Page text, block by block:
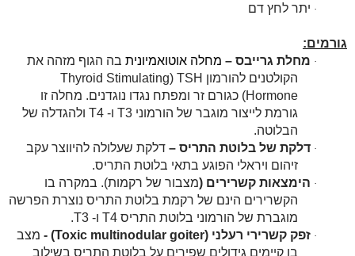
· יתר לחץ דם
גורמים:
· מחלת גרייבס – מחלה אוטואמיונית בה הגוף מזהה את
הקולטנים להורמון TSH
(
Thyroid Stimulating
Hormone) כגורם זר ומפתח נגדו נוגדנים. מחלה זו
גורמת לייצור מוגבר של הורמוני T3 ו- T4 ולהגדלה של
הבלוטה.
· דלקת של בלוטת התריס – דלקת שעלולה להיווצר עקב
זיהום ויראלי הפוגע בתאי בלוטת התריס.
· הימצאות קשרירים (מצבור של רקמות). במקרה בו
הקשרירים הינם של רקמת בלוטת התריס נוצרת הפרשה
מוגברת של הורמוני בלוטת התריס T4 ו- T3
.
· זפק קשרירי רעלני (Toxic multinodular goiter
) - מצב
בו קיימים גידולים שפירים על בלוטת התריס בשילוב